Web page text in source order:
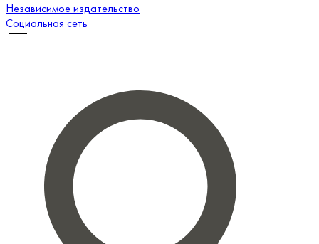
Независимое издательство
Социальная сеть